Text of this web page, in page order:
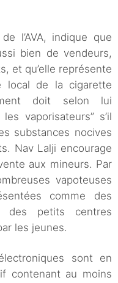
l’AVA, indique que
bien de vendeurs,
et qu’elle représente
local de la cigarette
doit selon lui
vaporisateurs” s’il
substances nocives
Nav Lalji encourage
aux mineurs. Par
vapoteuses
comme des
des petits centres
les jeunes.
sont en
contenant au moins